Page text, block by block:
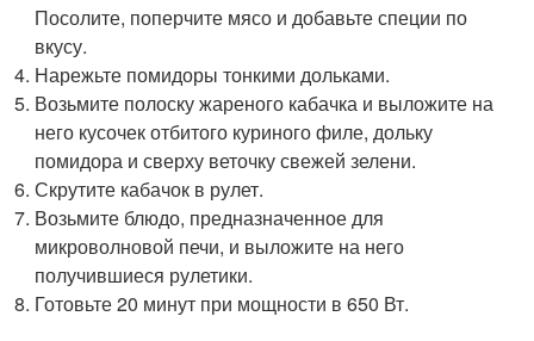
Посолите, поперчите мясо и добавьте специи по
вкусу.
Нарежьте помидоры тонкими дольками.
Возьмите полоску жареного кабачка и выложите на
него кусочек отбитого куриного филе, дольку
помидора и сверху веточку свежей зелени.
Скрутите кабачок в рулет.
Возьмите блюдо, предназначенное для
микроволновой печи, и выложите на него
получившиеся рулетики.
Готовьте 20 минут при мощности в 650 Вт.